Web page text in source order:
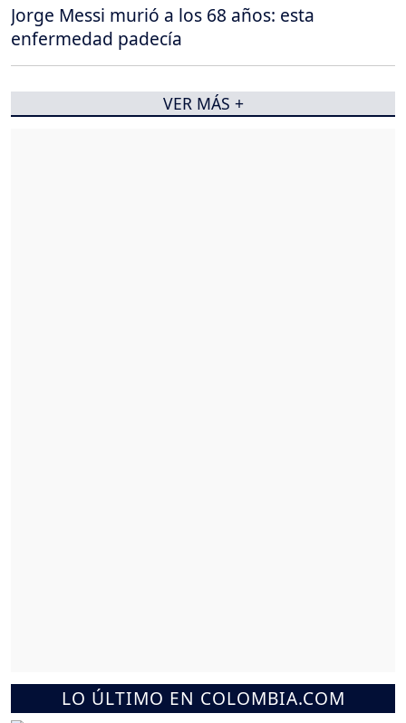
LO ÚLTIMO EN COLOMBIA.COM
Jorge Messi murió a los 68 años: esta
enfermedad padecía
VER MÁS +